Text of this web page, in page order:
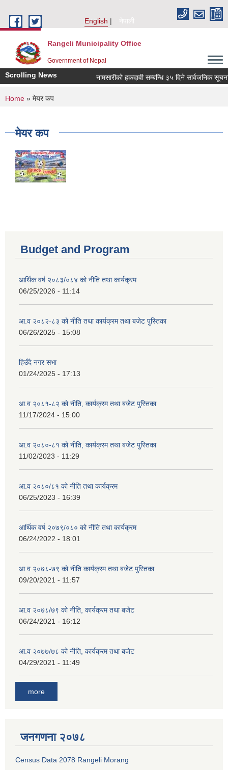
English
नेपाली
Rangeli Municipality Office
Government of Nepal
Scrolling News नामसारीको हकदावी सम्बन्धि ३५ दिने सार्वजनिक सूचना
You are here
Home » मेयर कप
मेयर कप
Budget and Program
आर्थिक वर्ष २०८३/०८४ को नीति तथा कार्यक्रम
06/25/2026 - 11:14
आ.व २०८२-८३ को नीति तथा कार्यक्रम तथा बजेट पुस्तिका
06/26/2025 - 15:08
हिउँदे नगर सभा
01/24/2025 - 17:13
आ.व २०८१-८२ को नीति, कार्यक्रम तथा बजेट पुस्तिका
11/17/2024 - 15:00
आ.व २०८०-८१ को नीति, कार्यक्रम तथा बजेट पुस्तिका
11/02/2023 - 11:29
आ.व २०८०/८१ को नीति तथा कार्यक्रम
06/25/2023 - 16:39
आर्थिक वर्ष २०७९/०८० को नीति तथा कार्यक्रम
06/24/2022 - 18:01
आ.व २०७८-७९ को नीति कार्यक्रम तथा बजेट पुस्तिका
09/20/2021 - 11:57
आ.व २०७८/७९ को नीति, कार्यक्रम तथा बजेट
06/24/2021 - 16:12
आ.व २०७७/७८ को नीति, कार्यक्रम तथा बजेट
04/29/2021 - 11:49
more
जनगणना २०७८
Census Data 2078 Rangeli Morang